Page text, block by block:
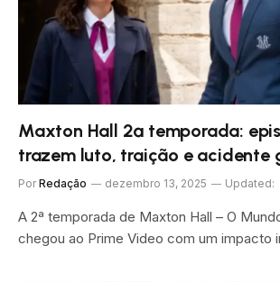
Maxton Hall 2ª temporada:
trazem luto, traição e acidente
Por Redação dezembro 13, 2025 Updated:
A 2ª temporada de Maxton Hall – O
chegou ao Prime Video com um impacto